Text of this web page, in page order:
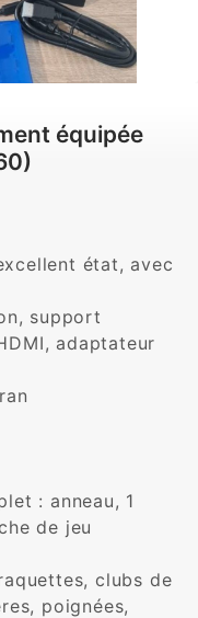
équipée
état, avec
adaptateur
: anneau, 1
de jeu
clubs de
poignées,